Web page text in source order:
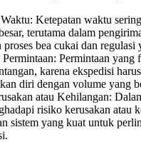
Ketepatan waktu
terutama dalam
proses bea cukai dan regulasi
Permintaan: Permintaan yang
karena ekspedisi
diri dengan volume yang
atau Kehilangan:
risiko kerusakan atau
sistem yang kuat untuk